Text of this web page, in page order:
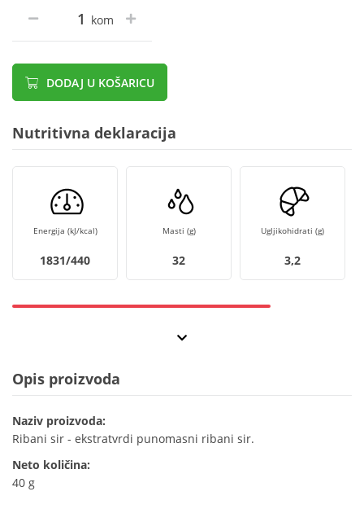
kom
DODAJ U KOŠARICU
Nutritivna deklaracija
Energija (kJ/kcal)
1831/440
Masti (g)
32
Ugljikohidrati (g)
3,2
Opis proizvoda
Naziv proizvoda:
Ribani sir - ekstratvrdi punomasni ribani sir.
Neto količina:
40 g